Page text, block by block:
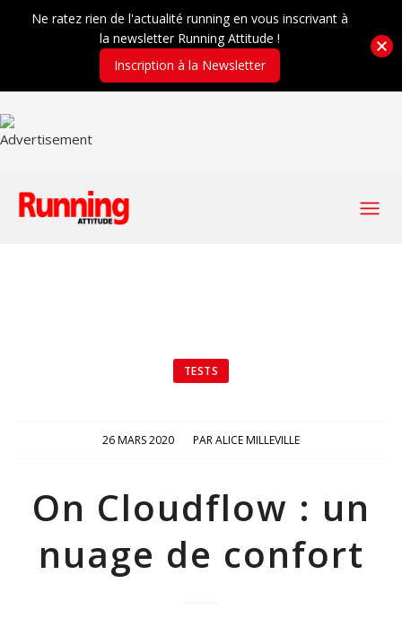
TESTS
26 MARS 2020
/ PARALICE MILLEVILLE
On Cloudflow : un
nuage de confort
Ne ratez rien de l'actualité running en vous inscrivant à
la newsletter Running Attitude !
Inscription à la Newsletter